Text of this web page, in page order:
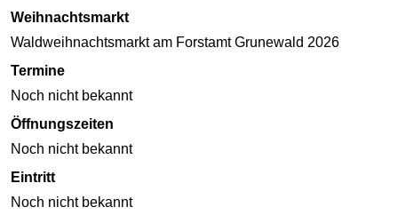
Weihnachtsmarkt
Waldweihnachtsmarkt am Forstamt Grunewald 2026
Termine
Noch nicht bekannt
Öffnungszeiten
Noch nicht bekannt
Eintritt
Noch nicht bekannt